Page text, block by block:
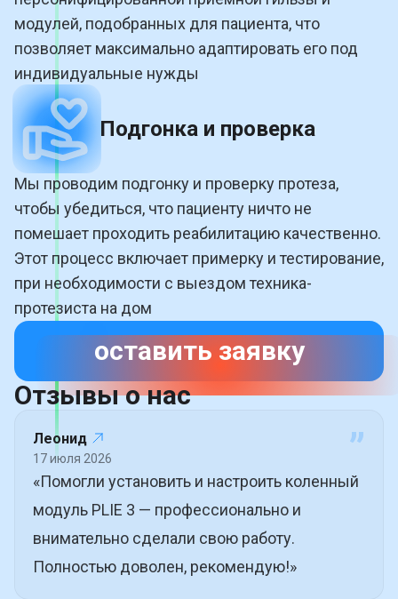
модулей, подобранных для пациента, что
позволяет максимально адаптировать его под
индивидуальные нужды
Подгонка и проверка
Мы проводим подгонку и проверку протеза,
чтобы убедиться, что пациенту ничто не
помешает проходить реабилитацию качественно.
Этот процесс включает примерку и тестирование,
при необходимости с выездом техника-
протезиста на дом
оставить заявку
Отзывы онас
”
Леонид
17 июля 2026
«Помогли установить и настроить коленный
модуль PLIE 3 — профессионально и
внимательно сделали свою работу.
Полностью доволен, рекомендую!»